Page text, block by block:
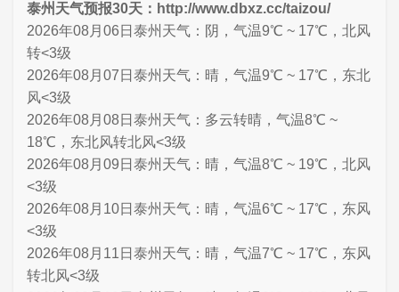
泰州天气预报30天：http://www.dbxz.cc/taizou/
2026年08月06日泰州天气：阴，气温9℃ ~ 17℃，北风
转<3级
2026年08月07日泰州天气：晴，气温9℃ ~ 17℃，东北
风<3级
2026年08月08日泰州天气：多云转晴，气温8℃ ~
18℃，东北风转北风<3级
2026年08月09日泰州天气：晴，气温8℃ ~ 19℃，北风
<3级
2026年08月10日泰州天气：晴，气温6℃ ~ 17℃，东风
<3级
2026年08月11日泰州天气：晴，气温7℃ ~ 17℃，东风
转北风<3级